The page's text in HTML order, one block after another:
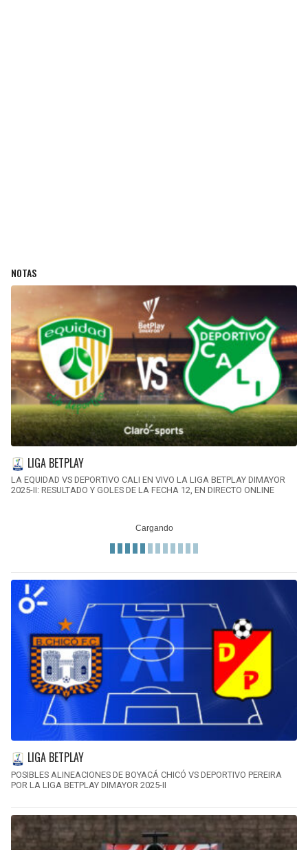
NOTAS
LIGA BETPLAY
LA EQUIDAD VS DEPORTIVO CALI EN VIVO LA LIGA BETPLAY DIMAYOR
2025-II: RESULTADO Y GOLES DE LA FECHA 12, EN DIRECTO ONLINE
LIGA BETPLAY
POSIBLES ALINEACIONES DE BOYACÁ CHICÓ VS DEPORTIVO PEREIRA
POR LA LIGA BETPLAY DIMAYOR 2025-II